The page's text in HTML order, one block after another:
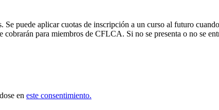
puede aplicar cuotas de inscripción a un curso al futuro
para miembros de CFLCA. Si no se presenta o no se
en este consentimiento.